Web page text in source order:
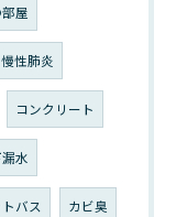
屋
慢性肺炎
コンクリート
水
バス カビ臭